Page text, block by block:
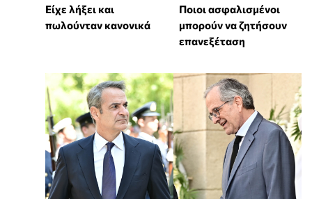
Είχε λήξει και
πωλούνταν κανονικά
Ποιοι ασφαλισμένοι
μπορούν να ζητήσουν
επανεξέταση